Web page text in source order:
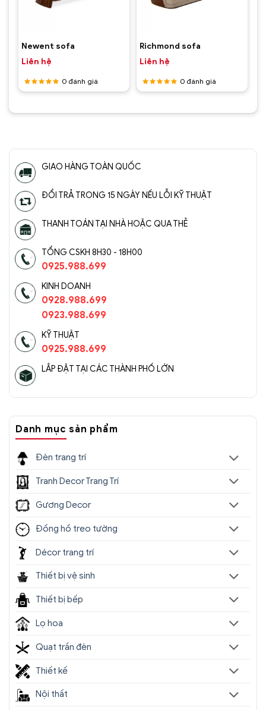
Newent sofa
Liên hệ
Được
55 sao
0 đánh giá
Richmond sofa
Liên hệ
Được
55 sao
0 đánh giá
GIAO HÀNG TOÀN QUỐC
ĐỔI TRẢ TRONG 15 NGÀY NẾU LỖI KỸ THUẬT
THANH TOÁN TẠI NHÀ HOẶC QUA THẺ
TỔNG CSKH 8H30 - 18H00
0925.988.699
KINH DOANH
0928.988.699
0923.988.699
KỸ THUẬT
0925.988.699
LẮP ĐẶT TẠI CÁC THÀNH PHỐ LỚN
Danh mục sản phẩm
Đèn trang trí
Tranh Decor Trang Trí
Gương Decor
Đồng hồ treo tường
Décor trang trí
Thiết bị vệ sinh
Thiết bị bếp
Lọ hoa
Quạt trần đèn
Thiết kế
Nội thất